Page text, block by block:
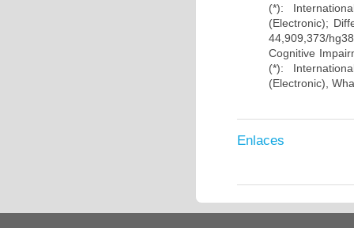
(*):
(Electronic);
44,909,373/
Cognitive
(*):
(Electronic),
Enlaces